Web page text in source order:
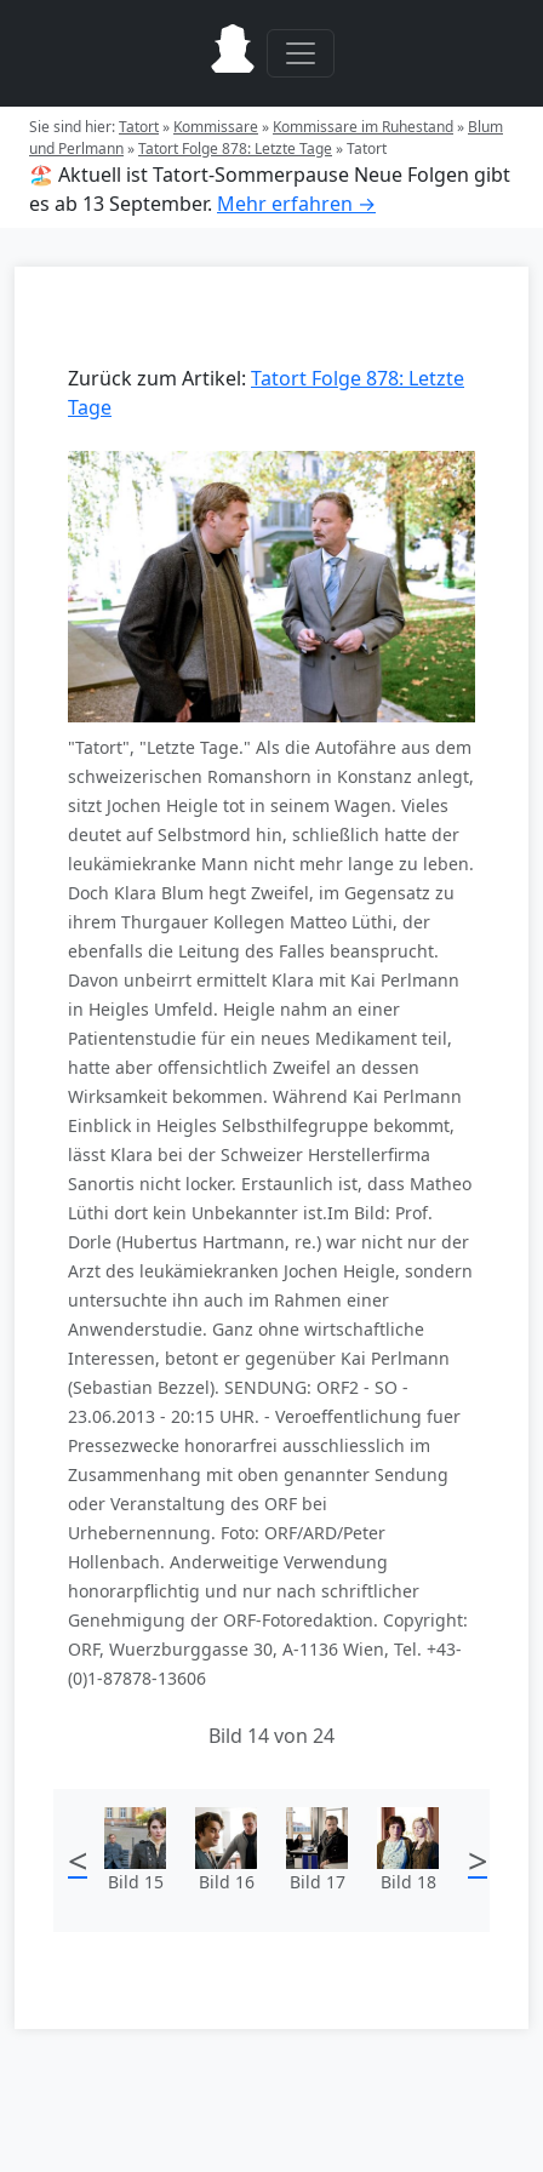
Sie sind hier:Tatort» Kommissare» Kommissare im Ruhestand» Blum
und Perlmann»Tatort Folge 878: Letzte Tage»Tatort
🏖️ Aktuell ist Tatort-Sommerpause Neue Folgen gibt
es ab 13 September. Mehr erfahren →
Zurück zum Artikel: Tatort Folge 878: Letzte
Tage
"Tatort", "Letzte Tage." Als die Autofähre aus dem
schweizerischen Romanshorn in Konstanz anlegt,
sitzt Jochen Heigle tot in seinem Wagen. Vieles
deutet auf Selbstmord hin, schließlich hatte der
leukämiekranke Mann nicht mehr lange zu leben.
Doch Klara Blum hegt Zweifel, im Gegensatz zu
ihrem Thurgauer Kollegen Matteo Lüthi, der
ebenfalls die Leitung des Falles beansprucht.
Davon unbeirrt ermittelt Klara mit Kai Perlmann
in Heigles Umfeld. Heigle nahm an einer
Patientenstudie für ein neues Medikament teil,
hatte aber offensichtlich Zweifel an dessen
Wirksamkeit bekommen. Während Kai Perlmann
Einblick in Heigles Selbsthilfegruppe bekommt,
lässt Klara bei der Schweizer Herstellerfirma
Sanortis nicht locker. Erstaunlich ist, dass Matheo
Lüthi dort kein Unbekannter ist.Im Bild: Prof.
Dorle (Hubertus Hartmann, re.) war nicht nur der
Arzt des leukämiekranken Jochen Heigle, sondern
untersuchte ihn auch im Rahmen einer
Anwenderstudie. Ganz ohne wirtschaftliche
Interessen, betont er gegenüber Kai Perlmann
(Sebastian Bezzel). SENDUNG: ORF2 - SO -
23.06.2013 - 20:15 UHR. - Veroeffentlichung fuer
Pressezwecke honorarfrei ausschliesslich im
Zusammenhang mit oben genannter Sendung
oder Veranstaltung des ORF bei
Urhebernennung. Foto: ORF/ARD/Peter
Hollenbach. Anderweitige Verwendung
honorarpflichtig und nur nach schriftlicher
Genehmigung der ORF-Fotoredaktion. Copyright:
ORF, Wuerzburggasse 30, A-1136 Wien, Tel. +43-
(0)1-87878-13606
Bild 14 von 24
< Bild 15 Bild 16 Bild 17 Bild 18 >